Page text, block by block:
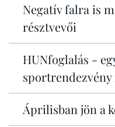
Negatív falra is
résztvevői
HUNfoglalás -
Áprilisban jön a